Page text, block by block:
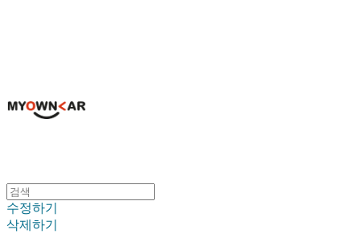
수정하기
삭제하기